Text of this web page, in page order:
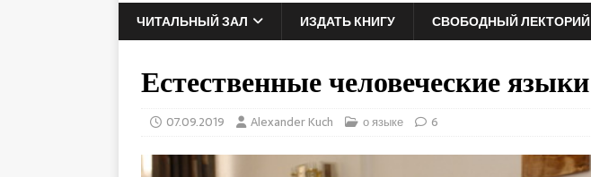
ЧИТАЛЬНЫЙ ЗАЛ ИЗДАТЬ КНИГУ СВОБОДНЫЙ ЛЕКТОРИЙ
Естественные человеческие языки
07.09.2019 Alexander Kuch о языке 6